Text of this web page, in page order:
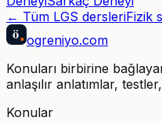
← Tüm LGS dersleriFizik
ö ogreniyo.com
Konuları birbirine
anlaşılır anlatımlar,
Konular